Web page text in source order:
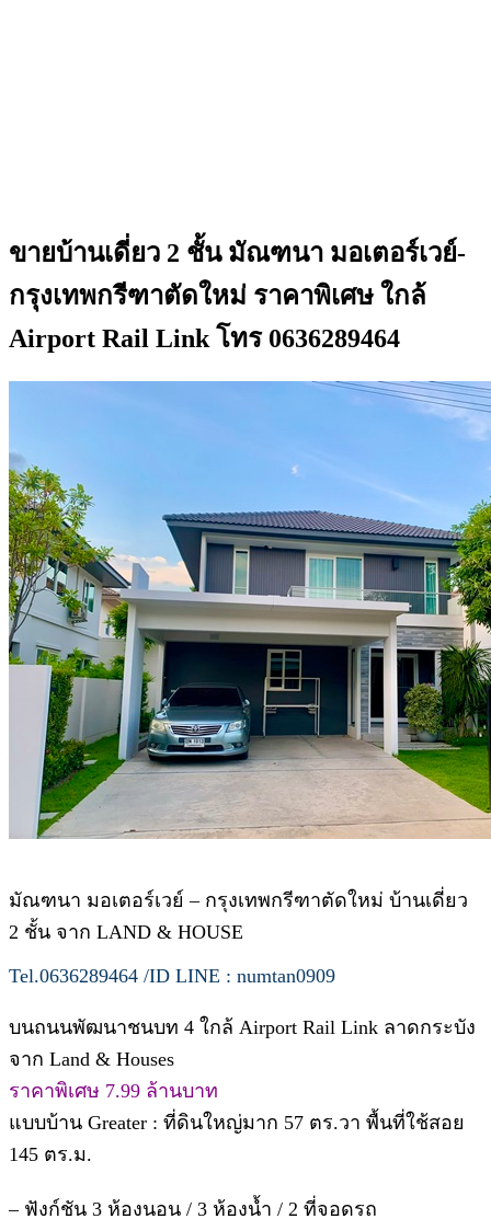
ขายบ้านเดี่ยว 2 ชั้น มัณฑนา มอเตอร์เวย์-
กรุงเทพกรีฑาตัดใหม่ ราคาพิเศษ ใกล้
Airport Rail Link โทร 0636289464
มัณฑนา มอเตอร์เวย์ – กรุงเทพกรีฑาตัดใหม่ บ้านเดี่ยว
2 ชั้น จาก LAND & HOUSE
Tel.0636289464 /ID LINE : numtan0909
บนถนนพัฒนาชนบท 4 ใกล้ Airport Rail Link ลาดกระบัง
จาก Land & Houses
ราคาพิเศษ 7.99 ล้านบาท
แบบบ้าน Greater : ที่ดินใหญ่มาก 57 ตร.วา พื้นที่ใช้สอย
145 ตร.ม.
– ฟังก์ชัน 3 ห้องนอน / 3 ห้องน้ำ / 2 ที่จอดรถ